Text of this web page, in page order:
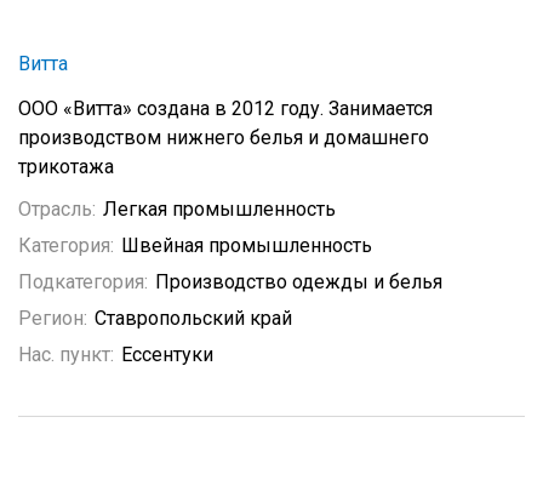
Витта
ООО «Витта» создана в 2012 году. Занимается
производством нижнего белья и домашнего
трикотажа
Отрасль: Легкая промышленность
Категория: Швейная промышленность
Подкатегория: Производство одежды и белья
Регион: Ставропольский край
Нас. пункт: Ессентуки